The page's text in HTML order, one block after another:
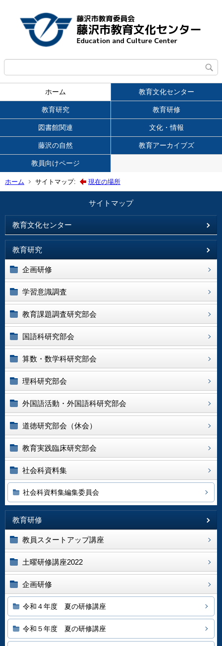
ホーム 教育文化センター
教育研究 教育研修
図書館関連 文化・情報
藤沢の自然 教育アーカイブズ
教員向けページ
ホーム サイトマップ: 現在の場所
サイトマップ
教育文化センター
教育研究
企画研修
学習意識調査
教育課題調査研究部会
国語科研究部会
算数・数学科研究部会
理科研究部会
外国語活動・外国語科研究部会
道徳研究部会（休会）
教育実践臨床研究部会
社会科資料集
社会科資料集編集委員会
教育研修
教員スタートアップ講座
土曜研修講座2022
企画研修
令和４年度 夏の研修講座
令和５年度 夏の研修講座